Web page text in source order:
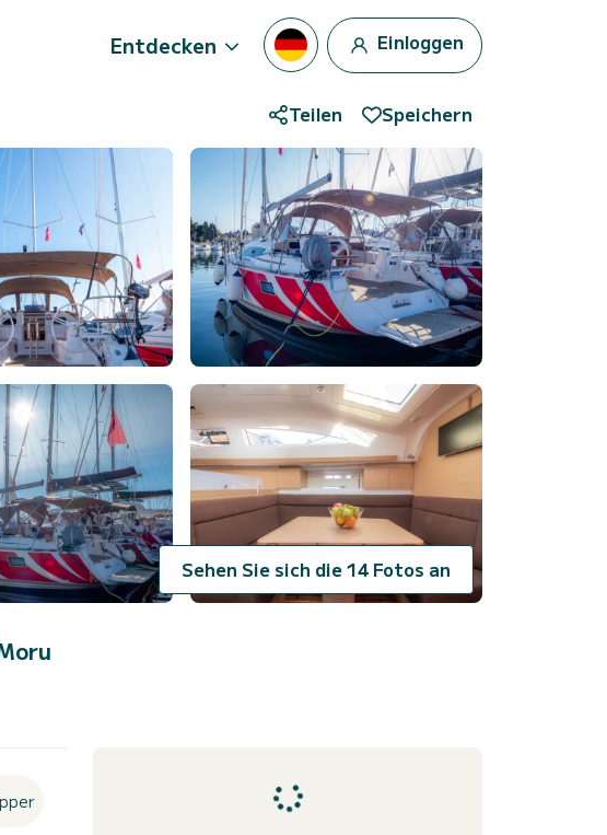
Entdecken Einloggen
Teilen Speichern
Sehen Sie sich die 14 Fotos an